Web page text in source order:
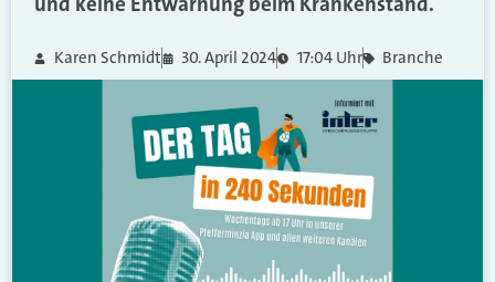
Karen Schmidt 30. April 2024 17:04 Uhr Branche